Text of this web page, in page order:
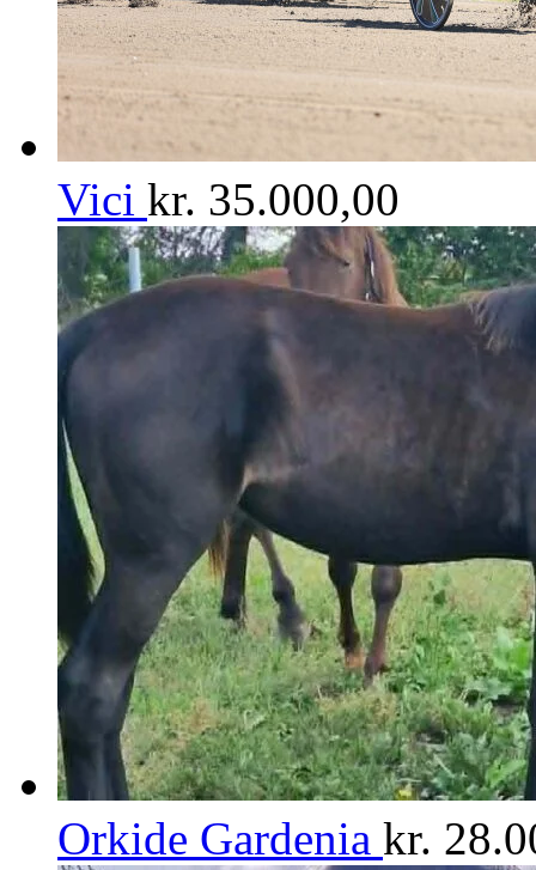
Vici kr. 35.000,00
Orkide Gardenia kr.